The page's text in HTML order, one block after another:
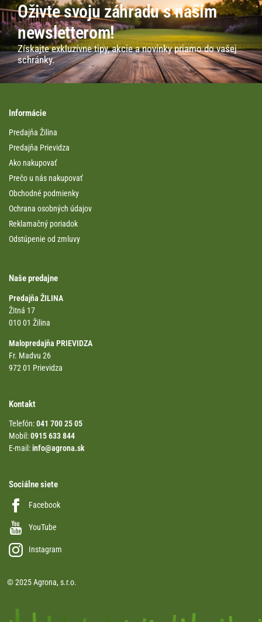
Oživte svoju záhradu s naším
newsletterom!
Získajte exkluzívne tipy, akcie a novinky priamo do vašej
schránky.
Informácie
Predajňa Žilina
Predajňa Prievidza
Ako nakupovať
Prečo u nás nakupovať
Obchodné podmienky
Ochrana osobných údajov
Reklamačný poriadok
Odstúpenie od zmluvy
Naše predajne
Predajňa ŽILINA
Žitná 17
010 01 Žilina
Malopredajňa PRIEVIDZA
Fr. Madvu 26
972 01 Prievidza
Kontakt
Telefón:041 700 25 05
Mobil:0915 633 844
E-mail:info@agrona.sk
Sociálne siete
Facebook
YouTube
Instagram
© 2025 Agrona, s.r.o.